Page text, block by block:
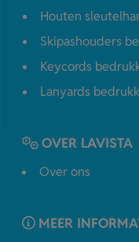
Houten
Skipashouders
Keycords
Lanyards
OVER LAVISTA
Over ons
MEER